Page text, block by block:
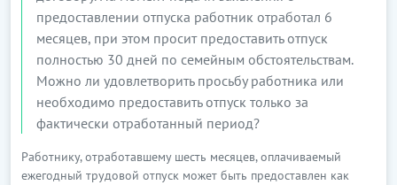
предоставлении отпуска работник отработал 6
месяцев, при этом просит предоставить отпуск
полностью 30 дней по семейным обстоятельствам.
Можно ли удовлетворить просьбу работника или
необходимо предоставить отпуск только за
фактически отработанный период?
Работнику, отработавшему шесть месяцев, оплачиваемый
ежегодный трудовой отпуск может быть предоставлен как